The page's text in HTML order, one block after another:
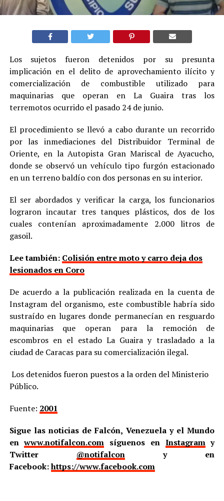
Los sujetos fueron detenidos por su presunta
implicación en el delito de aprovechamiento ilícito y
comercialización de combustible utilizado para
maquinarias que operan en La Guaira tras los
terremotos ocurrido el pasado 24 de junio.
El procedimiento se llevó a cabo durante un recorrido
por las inmediaciones del Distribuidor Terminal de
Oriente, en la Autopista Gran Mariscal de Ayacucho,
donde se observó un vehículo tipo furgón estacionado
en un terreno baldío con dos personas en su interior.
El ser abordados y verificar la carga, los funcionarios
lograron incautar tres tanques plásticos, dos de los
cuales contenían aproximadamente 2.000 litros de
gasoil.
Lee también: Colisión entre moto y carro deja dos
lesionados en Coro
De acuerdo a la publicación realizada en la cuenta de
Instagram del organismo, este combustible habría sido
sustraído en lugares donde permanecían en resguardo
maquinarias que operan para la remoción de
escombros en el estado La Guaira y trasladado a la
ciudad de Caracas para su comercialización ilegal.
Los detenidos fueron puestos a la orden del Ministerio
Público.
Fuente: 2001
Sigue las noticias de Falcón, Venezuela y el Mundo
enwww.notifalcon.com síguenos en Instagramy
Twitter @notifalcony en
Facebook:https://www.facebook.com